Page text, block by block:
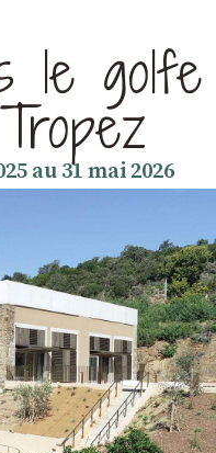
le golfe
au 31 mai 2026